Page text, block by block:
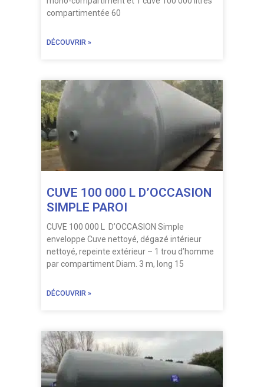
compartimentée 60
DÉCOUVRIR »
CUVE 100 000 L D’OCCASION
SIMPLE PAROI
CUVE 100 000 L D’OCCASION Simple
enveloppe Cuve nettoyé, dégazé intérieur
nettoyé, repeinte extérieur – 1 trou d’homme
par compartiment Diam. 3 m, long 15
DÉCOUVRIR »